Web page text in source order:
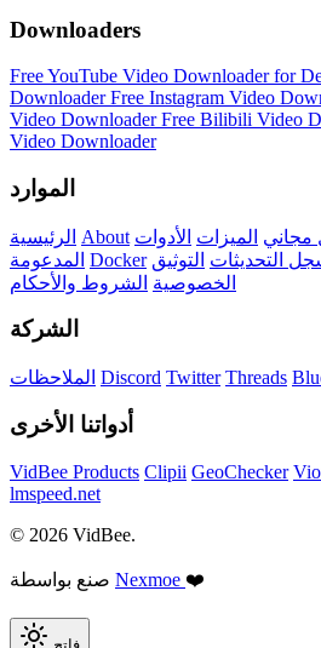
Downloaders
Free YouTube Video Downloader for
DownloaderFree Instagram Video
Video DownloaderFree Bilibili Video
Video Downloader
الموارد
الرئيسية About مجاني الميزات الأدوات
المدعومة Docker التحديثات التوثيق
الخصوصية الشروط والأحكام
الشركة
الملاحظات Discord Twitter Threads
أدواتنا الأخرى
VidBee Products Clipii GeoChecker
lmspeed.net
© 2026 VidBee.
Nexmoe ❤️